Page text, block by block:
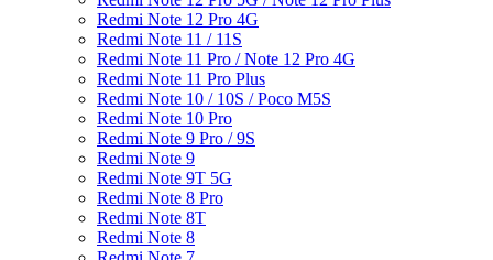
Redmi Note 12 Pro 4G
Redmi Note 11 / 11S
Redmi Note 11 Pro / Note 12 Pro 4G
Redmi Note 11 Pro Plus
Redmi Note 10 / 10S / Poco M5S
Redmi Note 10 Pro
Redmi Note 9 Pro / 9S
Redmi Note 9
Redmi Note 9T 5G
Redmi Note 8 Pro
Redmi Note 8T
Redmi Note 8